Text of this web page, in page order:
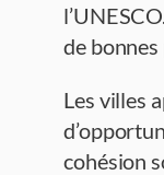
de
Les villes
cohésion